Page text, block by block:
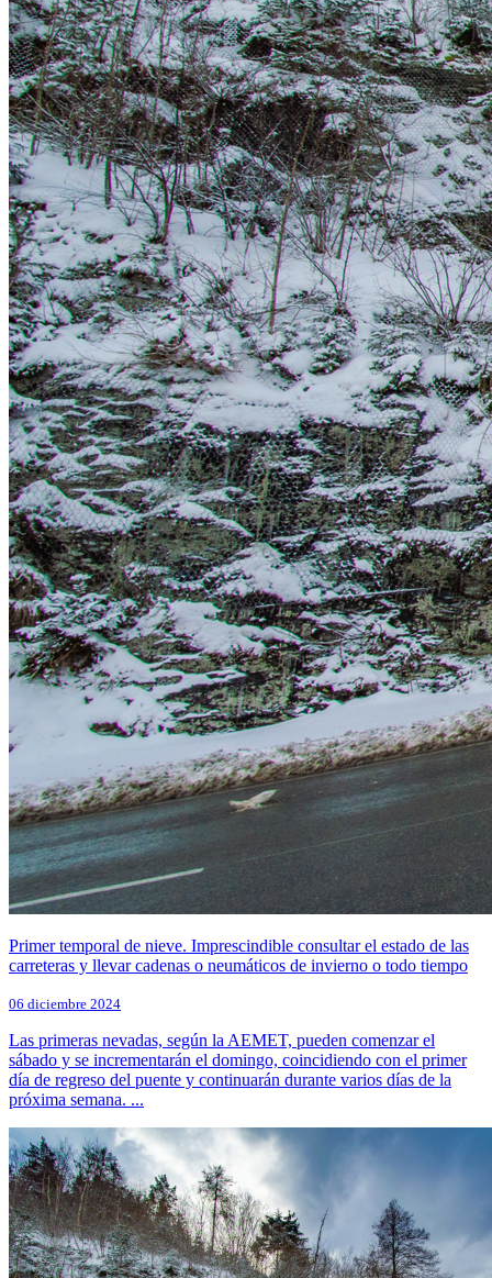
Primer temporal de nieve. Imprescindible consultar el estado de las
carreteras y llevar cadenas o neumáticos de invierno o todo tiempo
06 diciembre 2024
Las primeras nevadas, según la AEMET, pueden comenzar el
sábado y se incrementarán el domingo, coincidiendo con el primer
día de regreso del puente y continuarán durante varios días de la
próxima semana. ...